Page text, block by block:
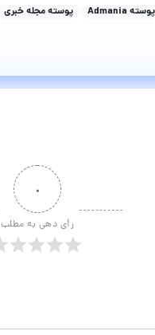
پوسته Admania پوسته مجله خبری
۰
رأی دهی به مطلب